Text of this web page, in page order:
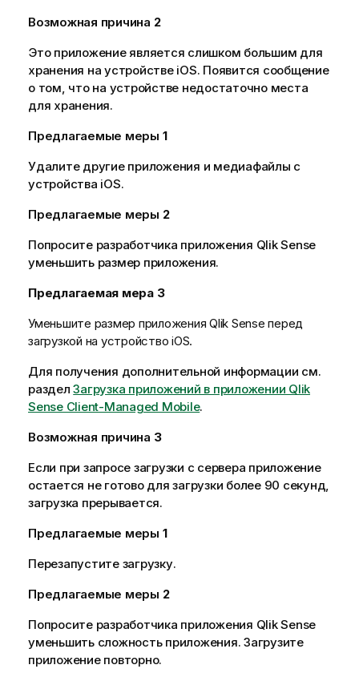
Возможная причина 2
Это приложение является слишком большим для
хранения на устройстве iOS. Появится сообщение
о том, что на устройстве недостаточно места
для хранения.
Предлагаемые меры 1
Удалите другие приложения и медиафайлы с
устройства iOS.
Предлагаемые меры 2
Попросите разработчика приложения Qlik Sense
уменьшить размер приложения.
Предлагаемая мера 3
Уменьшите размер приложения Qlik Sense перед
загрузкой на устройство iOS.
Для получения дополнительной информации см.
разделЗагрузка приложений в приложении Qlik
Sense Client-Managed Mobile.
Возможная причина 3
Если при запросе загрузки с сервера приложение
остается не готово для загрузки более 90 секунд,
загрузка прерывается.
Предлагаемые меры 1
Перезапустите загрузку.
Предлагаемые меры 2
Попросите разработчика приложения Qlik Sense
уменьшить сложность приложения. Загрузите
приложение повторно.